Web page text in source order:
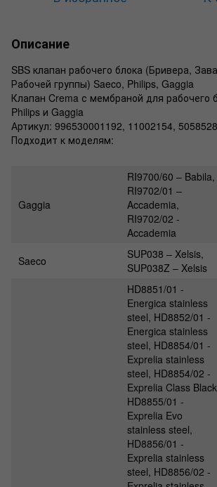
Описание
SBS клапан рабочего блока (Бривера,
Рабочей группы) Saeco, Philips, Gaggia
Клапан Crema с мембраной для рабочего
Philips и Gaggia
Артикул: 996530001192, 11002154, 5058528
Подходит к моделям:
Gaggia
RI9700/60 – Babila,
RI9702/01 –
Accademia,
RI9702/02 -
Accademia
Saeco
SUP038 – Xelsis,
SUP038Z – Xelsis
HD8851/01 -
Energica stainless
steel, HD8852/01 -
Energica stainless
steel, HD8854/01 -
Exprelia stainless
steel, HD8854/02 -
Exprelia Class
HD8855/01 -
Exprelia Evo
stainless steel,
HD8856/01 -
Exprelia stainless
steel, HD8856/02 -